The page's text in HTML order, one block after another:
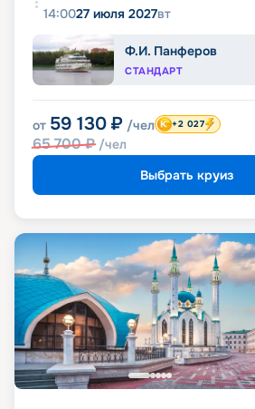
14:0027 июля 2027вт
Ф.И. Панферов
СТАНДАРТ
от 59 130 ₽ /чел
65 700₽ /чел
+2 027
Выбрать круиз